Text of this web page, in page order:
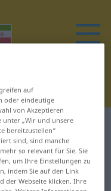
H 4
die mit H
auf
oder eindeutige
von Akzeptieren
unter „Wir und unsere
bereitzustellen“
sind, sind manche
so relevant für Sie. Sie
um Ihre Einstellungen zu
indem Sie auf den Link
der Webseite klicken. Ihre